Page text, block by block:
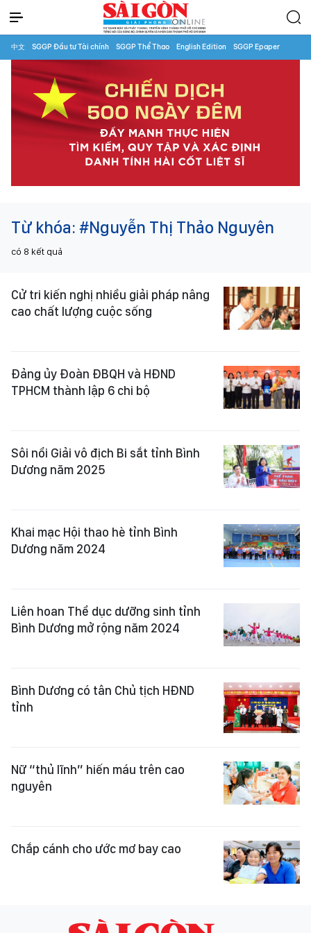
中文 SGGP Đầu tư Tài chính SGGP Thể Thao English Edition SGGP Epaper
Từ khóa: #Nguyễn Thị Thảo Nguyên
có 8 kết quả
Cử tri kiến nghị nhiều giải pháp nâng
cao chất lượng cuộc sống
Đảng ủy Đoàn ĐBQH và HĐND
TPHCM thành lập 6 chi bộ
Sôi nổi Giải vô địch Bi sắt tỉnh Bình
Dương năm 2025
Khai mạc Hội thao hè tỉnh Bình
Dương năm 2024
Liên hoan Thể dục dưỡng sinh tỉnh
Bình Dương mở rộng năm 2024
Bình Dương có tân Chủ tịch HĐND
tỉnh
Nữ “thủ lĩnh” hiến máu trên cao
nguyên
Chắp cánh cho ước mơ bay cao ​